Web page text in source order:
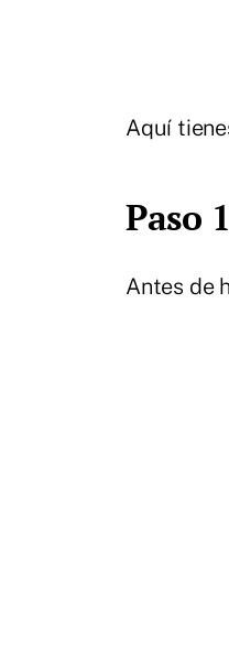
Aquí
Paso
Antes de